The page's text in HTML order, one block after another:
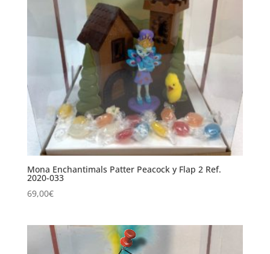
Mona Enchantimals Patter Peacock y Flap 2 Ref.
2020-033
69,00€